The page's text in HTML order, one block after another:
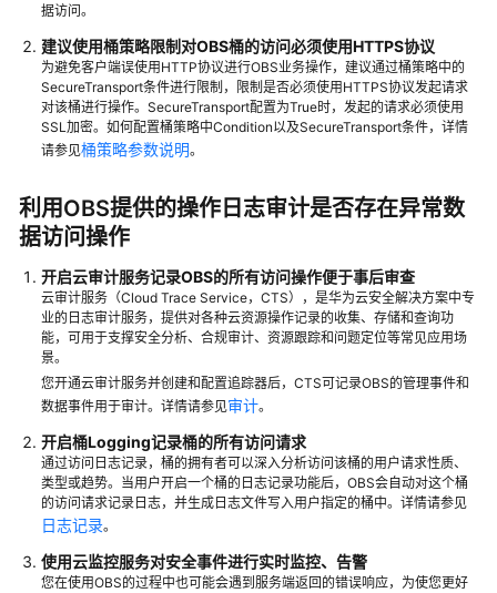
授
权
访
问
风
险
制
桶
密
OBS
能
优
化
建
议
大
数
据
据访问。
建议使用桶策略限制对OBS桶的访问必须使用HTTPS协议
为避免客户端误使用HTTP协议进行OBS业务操作，建议通过桶策略中的
SecureTransport条件进行限制，限制是否必须使用HTTPS协议发起请求
对该桶进行操作。SecureTransport配置为True时，发起的请求必须使用
SSL加密。如何配置桶策略中Condition以及SecureTransport条件，详情
请参见桶策略参数说明。
利用OBS提供的操作日志审计是否存在异常数
据访问操作
开启云审计服务记录OBS的所有访问操作便于事后审查
云审计服务（Cloud Trace Service，CTS），是华为云安全解决方案中专
业的日志审计服务，提供对各种云资源操作记录的收集、存储和查询功
能，可用于支撑安全分析、合规审计、资源跟踪和问题定位等常见应用场
景。
您开通云审计服务并创建和配置追踪器后，CTS可记录OBS的管理事件和
数据事件用于审计。详情请参见审计。
开启桶Logging记录桶的所有访问请求
通过访问日志记录，桶的拥有者可以深入分析访问该桶的用户请求性质、
类型或趋势。当用户开启一个桶的日志记录功能后，OBS会自动对这个桶
的访问请求记录日志，并生成日志文件写入用户指定的桶中。详情请参见
日志记录。
使用云监控服务对安全事件进行实时监控、告警
您在使用OBS的过程中也可能会遇到服务端返回的错误响应，为使您更好